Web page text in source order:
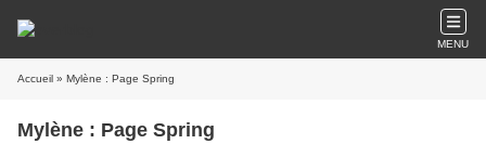
MENU
Accueil » Mylène : Page Spring
Mylène : Page Spring